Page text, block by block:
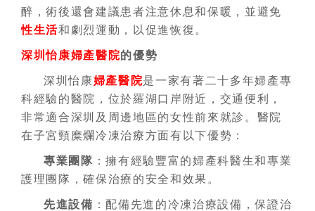
醉，術後還會建議患者注意休息和保暖，並避免
性生活和劇烈運動，以促進恢復。
深圳怡康婦產醫院的優勢
深圳怡康婦產醫院是一家有著二十多年婦產專
科經驗的醫院，位於羅湖口岸附近，交通便利，
非常適合深圳及周邊地區的女性前來就診。醫院
在子宮頸糜爛冷凍治療方面有以下優勢：
專業團隊 ：擁有經驗豐富的婦產科醫生和專業
護理團隊，確保治療的安全和效果。
先進設備 ：配備先進的冷凍治療設備，保證治